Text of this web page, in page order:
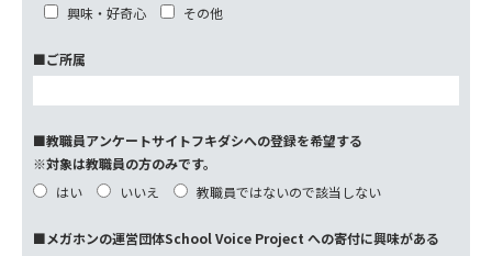
興味・好奇心
その他
■ご所属
■教職員アンケートサイトフキダシへの登録を希望する
※対象は教職員の方のみです。
はい
いいえ 教職員ではないので該当しない
■メガホンの運営団体School Voice Project への寄付に興味がある